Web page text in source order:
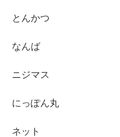
とんかつ
なんば
ニジマス
にっぽん丸
ネット